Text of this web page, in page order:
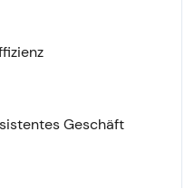
2022 auf rund
Mrd. USD); die
Das
[28],[31]
Geschäft